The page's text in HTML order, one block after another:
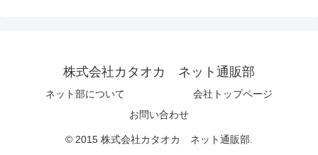
株式会社カタオカ ネット通販部
ネット部について
会社トップページ
お問い合わせ
© 2015 株式会社カタオカ ネット通販部.